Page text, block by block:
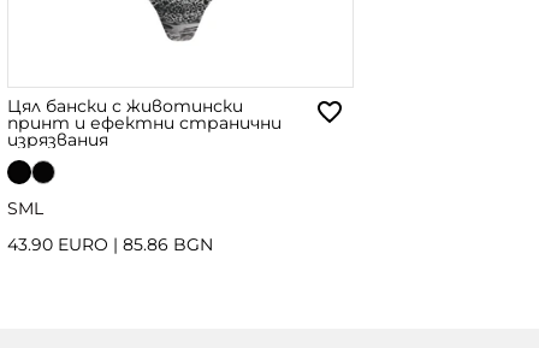
Цял бански с животински
принт и ефектни странични
изрязвания
SML
43.90 EURO | 85.86 BGN